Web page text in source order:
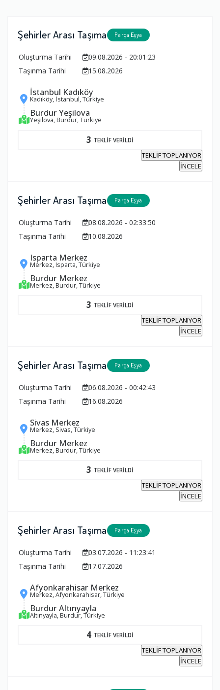
Şehirler Arası Taşıma Parça Eşya
Oluşturma Tarihi
09.08.2026 - 20:01:23
Taşınma Tarihi
15.08.2026
İstanbul Kadıköy
Kadıköy, İstanbul, Türkiye
Burdur Yeşilova
Yeşilova, Burdur, Türkiye
3 TEKLİF VERİLDİ
TEKLİF TOPLANIYOR
İNCELE
Şehirler Arası Taşıma Parça Eşya
Oluşturma Tarihi
08.08.2026 - 02:33:50
Taşınma Tarihi
10.08.2026
Isparta Merkez
Merkez, Isparta, Türkiye
Burdur Merkez
Merkez, Burdur, Türkiye
3 TEKLİF VERİLDİ
TEKLİF TOPLANIYOR
İNCELE
Şehirler Arası Taşıma Parça Eşya
Oluşturma Tarihi
06.08.2026 - 00:42:43
Taşınma Tarihi
16.08.2026
Sivas Merkez
Merkez, Sivas, Türkiye
Burdur Merkez
Merkez, Burdur, Türkiye
3 TEKLİF VERİLDİ
TEKLİF TOPLANIYOR
İNCELE
Şehirler Arası Taşıma Parça Eşya
Oluşturma Tarihi
03.07.2026 - 11:23:41
Taşınma Tarihi
17.07.2026
Afyonkarahisar Merkez
Merkez, Afyonkarahisar, Türkiye
Burdur Altınyayla
Altınyayla, Burdur, Türkiye
4 TEKLİF VERİLDİ
TEKLİF TOPLANIYOR
İNCELE